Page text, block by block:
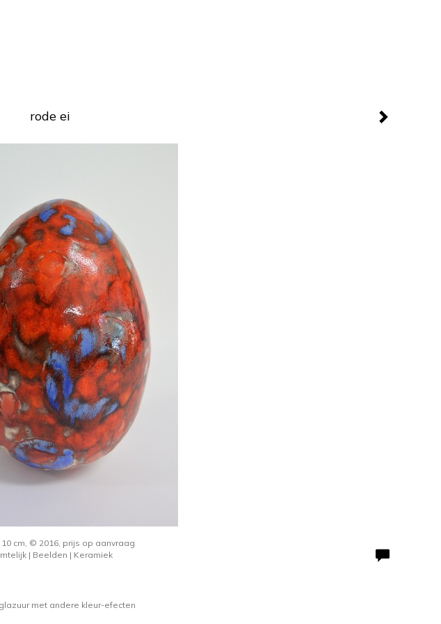
rode ei
10 cm, © 2016, prijs op aanvraag
| Beelden | Keramiek
met andere kleur-efecten